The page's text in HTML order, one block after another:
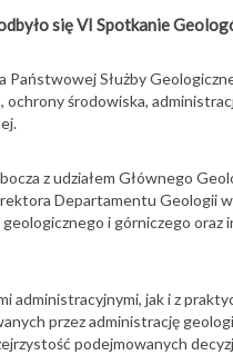
się VI Spotkanie
Państwowej Służby
środowiska,
z udziałem Głównego
Departamentu Geologii
i górniczego
administracyjnymi, jak i z
przez administrację
podejmowanych